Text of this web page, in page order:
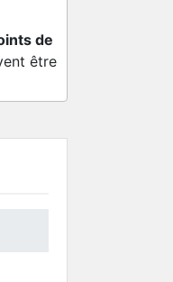
de
être